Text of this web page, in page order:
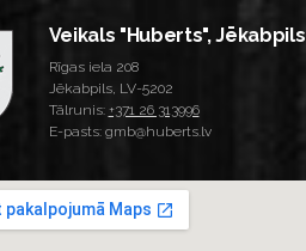
Veikals "Huberts", Jēkabpils
Rīgas iela 208
Jēkabpils, LV-5202
Tālrunis: +371 26 313996
E-pasts: gmb@huberts.lv